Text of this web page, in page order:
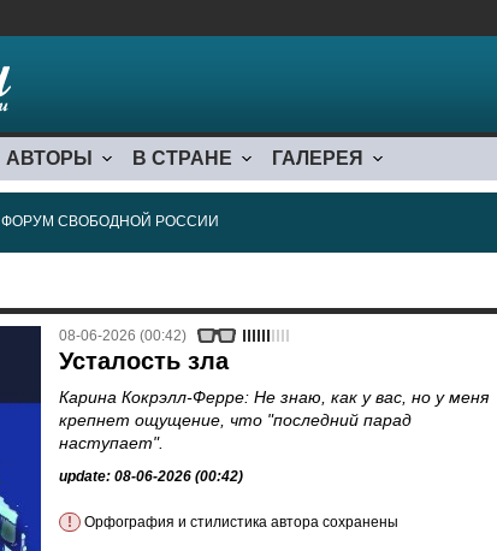
АВТОРЫ В СТРАНЕ ГАЛЕРЕЯ
ФОРУМ СВОБОДНОЙ РОССИИ
08-06-2026 (00:42)
Усталость зла
Карина Кокрэлл-Ферре: Не знаю, как у вас, но у меня
крепнет ощущение, что "последний парад
наступает".
update: 08-06-2026 (00:42)
! Орфография и стилистика автора сохранены